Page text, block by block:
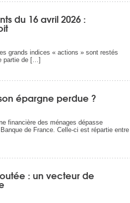
du 16 avril 2026 :
grands indices « actions » sont restés
partie de […]
épargne perdue ?
financière des ménages dépasse
de France. Celle-ci est répartie entre
: un vecteur de